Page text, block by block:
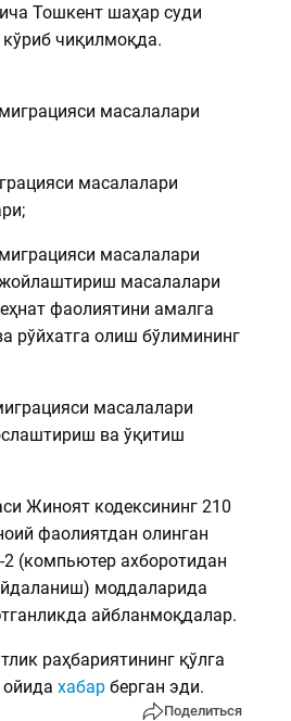
Тошкент шаҳар суди
чиқилмоқда.
масалалари
масалалари
масалалари
масалалари
фаолиятини амалга
рўйхатга олиш бўлимининг
масалалари
ва ўқитиш
Жиноят кодексининг 210
фаолиятдан олинган
(компьютер ахборотидан
моддаларида
айбланмоқдалар.
раҳбариятининг қўлга
ойида хабарберган эди.
Поделиться